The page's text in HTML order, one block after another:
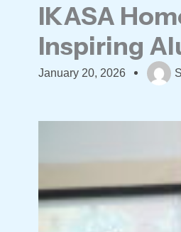
IKASA
Inspiring
January 20, 2026